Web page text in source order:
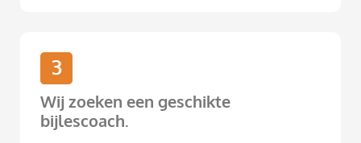
3
Wij zoeken een geschikte
bijlescoach.